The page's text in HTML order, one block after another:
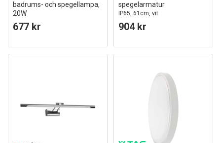
badrums- och spegellampa,
20W
IP44, vit
677 kr
spegelarmatur
IP65, 61cm, vit
904 kr